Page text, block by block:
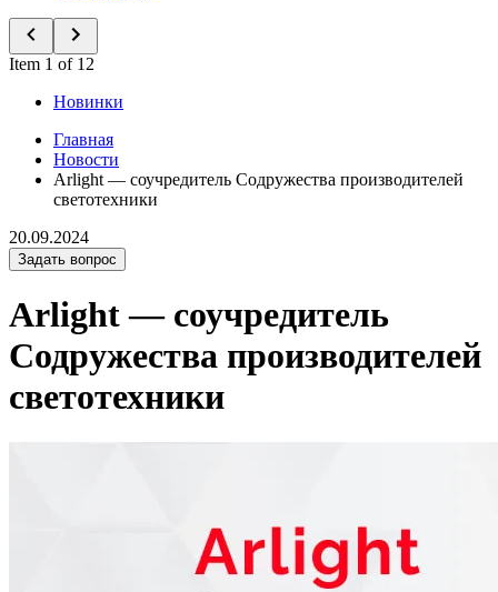
Item 1 of 12
Новинки
Главная
Новости
Arlight — соучредитель Содружества производителей
светотехники
20.09.2024
Задать вопрос
Arlight — соучредитель
Содружества производителей
светотехники